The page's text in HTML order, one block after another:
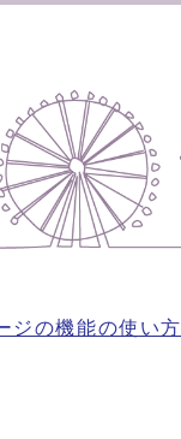
ジの機能の使い方